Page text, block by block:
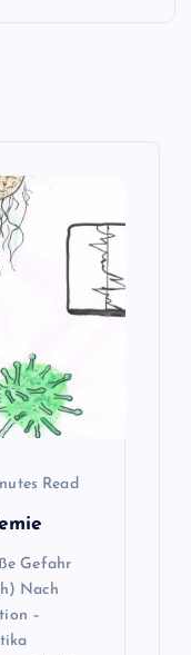
Read
Gefahr
Nach
–